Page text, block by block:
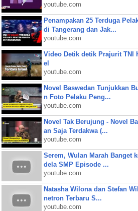
youtube.com
Penampakan 25 Terduga
di Tangerang dan Jak...
youtube.com
Video Detik detik Prajurit TNI
el
youtube.com
Novel Baswedan Tunjukkan
n Foto Pelaku Peng...
youtube.com
Novel Tak Berujung - Novel
an Saja Terdakwa (...
youtube.com
Serem, Wulan Marah Banget
dela SMP Episode ...
youtube.com
Natasha Wilona dan Stefan
netron Terbaru S...
youtube.com